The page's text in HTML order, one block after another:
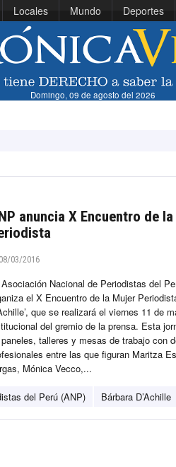
Locales Mundo Deportes
Domingo, 09 de agosto del 2026
anuncia X Encuentro de
08/03/2016
Nacional de Periodistas del
el X Encuentro de la Mujer
que se realizará el viernes 11 de
del gremio de la prensa. Esta
talleres y mesas de trabajo con
entre las que figuran Maritza
Mónica Vecco,...
del Perú (ANP) Bárbara D’Achille